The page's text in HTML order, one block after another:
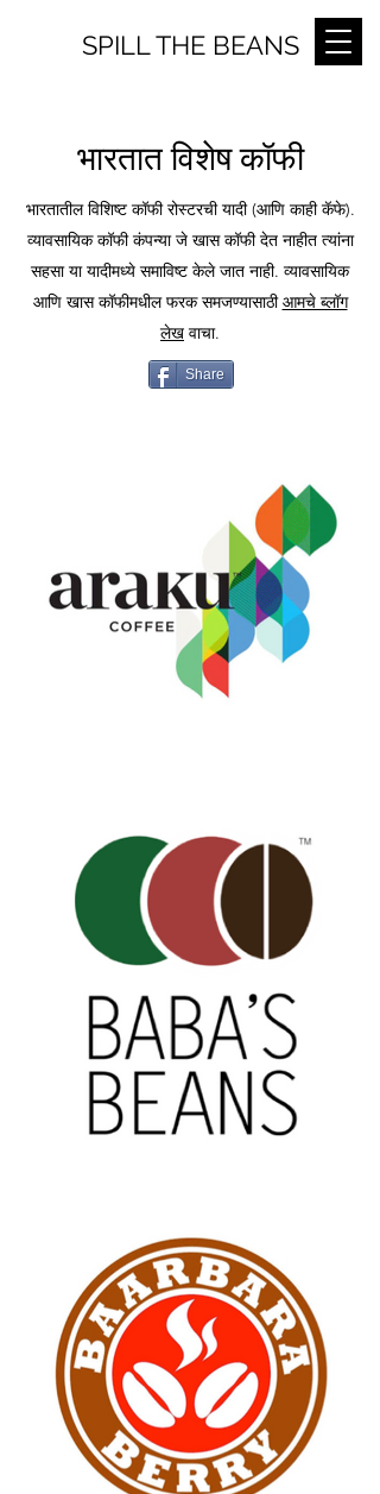
SPILL THE BEANS
भारतात विशेष कॉफी
भारतातील विशिष्ट कॉफी रोस्टरची यादी (आणि काही कॅफे).
व्यावसायिक कॉफी कंपन्या जे खास कॉफी देत नाहीत त्यांना
सहसा या यादीमध्ये समाविष्ट केले जात नाही. व्यावसायिक
आणि खास कॉफीमधील फरक समजण्यासाठीआमचे ब्लॉग
लेख वाचा.
Share